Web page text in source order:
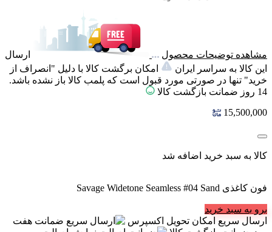
مشاهده توضیحات محصول
ارسال
این کالا به سراسر ایران
امکان برگشت کالا با دلیل "انصراف از
خرید" تنها در صورتی مورد قبول است که پلمب کالا باز نشده باشد.
14 روز ضمانت بازگشت کالا
15,500,000
کالا به سبد خرید اضافه شد
فون کاغذی Savage Widetone Seamless #04 Sand
برو به سبد خرید
ارسال سریع امکان تحویل اکسپرس ضمانت هفت